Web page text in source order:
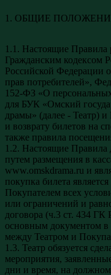
1. ОБЩИЕ
1.1. Настоящие Правила
Гражданским кодексом
Российской Федерации
прав потребителей»,
152-ФЗ «О
для БУК «Омский
драмы» (далее - Театр)
и возврату билетов на
также правила
1.2. Настоящие Правила
путем размещения в
www.omskdrama.ru и
покупка билета
Покупателем всех
или ограничений и
договора (ч.3 ст. 434
основным документом
между Театром и
1.3. Театр обязуется
мероприятия,
дни и время, на